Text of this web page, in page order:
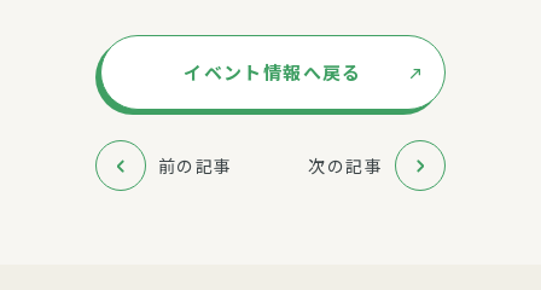
イベント情報へ戻る
前の記事 次の記事